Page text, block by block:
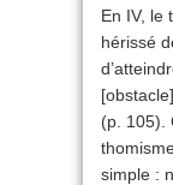
En IV, le
hérissé
(p. 105).
simple :